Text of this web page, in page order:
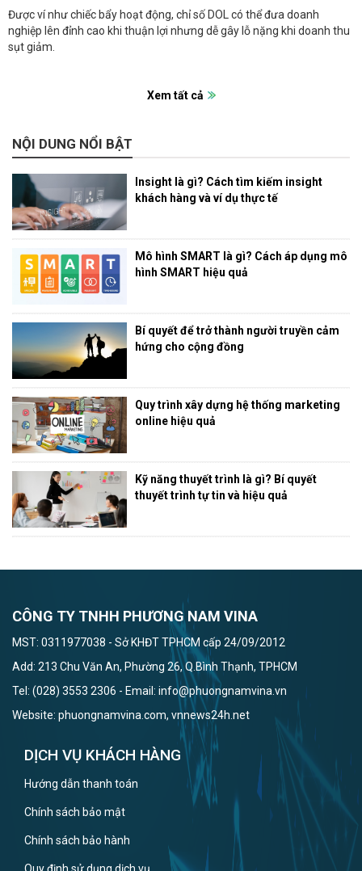
Được ví như chiếc bẩy hoạt động, chỉ số DOL có thể đưa doanh
nghiệp lên đỉnh cao khi thuận lợi nhưng dễ gây lỗ nặng khi doanh thu
sụt giảm.
Xem tất cả
NỘI DUNG NỔI BẬT
Insight là gì? Cách tìm kiếm insight
khách hàng và ví dụ thực tế
Mô hình SMART là gì? Cách áp dụng mô
hình SMART hiệu quả
Bí quyết để trở thành người truyền cảm
hứng cho cộng đồng
Quy trình xây dựng hệ thống marketing
online hiệu quả
Kỹ năng thuyết trình là gì? Bí quyết
thuyết trình tự tin và hiệu quả
CÔNG TY TNHH PHƯƠNG NAM VINA
MST: 0311977038 - Sở KHĐT TPHCM cấp 24/09/2012
Add: 213 Chu Văn An, Phường 26, Q.Bình Thạnh, TPHCM
Tel: (028) 3553 2306 - Email: info@phuongnamvina.vn
Website: phuongnamvina.com, vnnews24h.net
DỊCH VỤ KHÁCH HÀNG
Hướng dẫn thanh toán
Chính sách bảo mật
Chính sách bảo hành